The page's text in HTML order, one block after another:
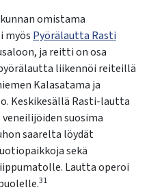
omistama
myös Pyörälautta Rasti
ja reitti on osa
liikennöi reiteillä
Kalasatama ja
Keskikesällä Rasti-lautta
suosima
saarelta löydät
sekä
Lautta operoi
31